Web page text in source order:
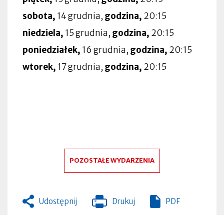
sobota, 14 grudnia, godzina, 20:15
niedziela, 15 grudnia, godzina, 20:15
poniedziałek, 16 grudnia, godzina, 20:15
wtorek, 17 grudnia, godzina, 20:15
POZOSTAŁE WYDARZENIA
Udostępnij Drukuj
Otworzy
PDF